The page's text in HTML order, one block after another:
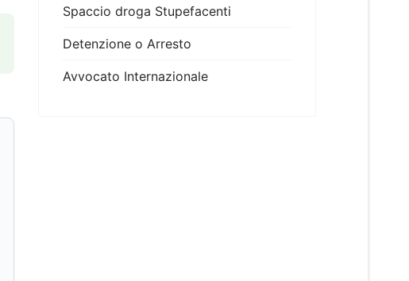
Spaccio droga Stupefacenti
Detenzione o Arresto
Avvocato Internazionale